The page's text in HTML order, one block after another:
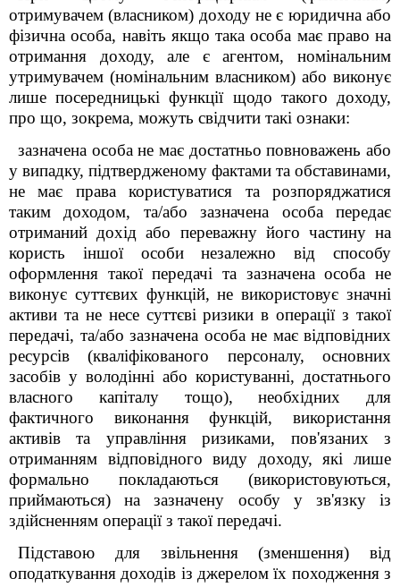
отримувачем (власником) доходу не є юридична або
фізична особа, навіть якщо така особа має право на
отримання доходу, але є агентом, номінальним
утримувачем (номінальним власником) або виконує
лише посередницькі функції щодо такого доходу,
про що, зокрема, можуть свідчити такі ознаки:
зазначена особа не має достатньо повноважень або
у випадку, підтвердженому фактами та обставинами,
не має права користуватися та розпоряджатися
таким доходом, та/або зазначена особа передає
отриманий дохід або переважну його частину на
користь іншої особи незалежно від способу
оформлення такої передачі та зазначена особа не
виконує суттєвих функцій, не використовує значні
активи та не несе суттєві ризики в операції з такої
передачі, та/або зазначена особа не має відповідних
ресурсів (кваліфікованого персоналу, основних
засобів у володінні або користуванні, достатнього
власного капіталу тощо), необхідних для
фактичного виконання функцій, використання
активів та управління ризиками, пов'язаних з
отриманням відповідного виду доходу, які лише
формально покладаються (використовуються,
приймаються) на зазначену особу у зв'язку із
здійсненням операції з такої передачі.
Підставою для звільнення (зменшення) від
оподаткування доходів із джерелом їх походження з